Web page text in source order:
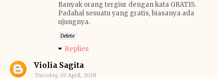
Banyak orang tergiur dengan kata GRATIS.
Padahal sesuatu yang gratis, biasanya ada
ujungnya.
Delete
Replies
Violia Sagita
Tuesday, 03 April, 2018